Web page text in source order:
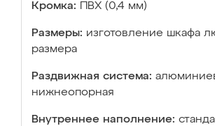
Кромка: ПВХ (0,4 мм)
Размеры: изготовление шкафа
размера
Раздвижная система:
нижнеопорная
Внутреннее наполнение: